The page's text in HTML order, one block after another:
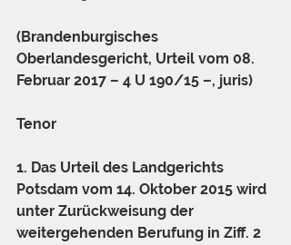
(Brandenburgisches
Oberlandesgericht, Urteil vom 08.
Februar 2017 – 4 U 190/15 –, juris)
Tenor
1. Das Urteil des Landgerichts
Potsdam vom 14. Oktober 2015 wird
unter Zurückweisung der
weitergehenden Berufung in Ziff. 2